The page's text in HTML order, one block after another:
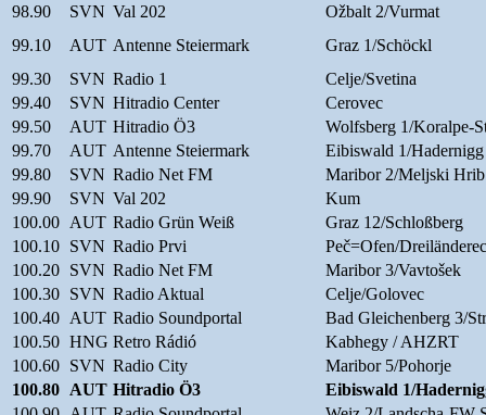
98.90
SVN Val 202
Ožbalt 2/Vurmat
99.10
AUT Antenne Steiermark
Graz 1/Schöckl
99.30
SVN Radio 1
Celje/Svetina
99.40
SVN Hitradio Center
Cerovec
99.50
AUT Hitradio Ö3
Wolfsberg 1/Koralpe-
99.70
AUT Antenne Steiermark
Eibiswald 1/Hadernigg
99.80
SVN Radio Net FM
Maribor 2/Meljski Hrib
99.90
SVN Val 202
Kum
100.00 AUT Radio Grün Weiß
Graz 12/Schloßberg
100.10 SVN Radio Prvi
Peč=Ofen/
100.20 SVN Radio Net FM
Maribor 3/Vavtošek
100.30 SVN Radio Aktual
Celje/Golovec
100.40 AUT Radio Soundportal
Bad Gleichenberg 3/
100.50 HNG Retro Rádió
Kabhegy / AHZRT
100.60 SVN Radio City
Maribor 5/Pohorje
100.80 AUT Hitradio Ö3
Eibiswald 1/